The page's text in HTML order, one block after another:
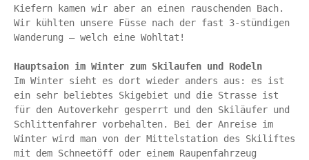
Kiefern kamen wir aber an einen rauschenden Bach.
Wir kühlten unsere Füsse nach der fast 3-stündigen
Wanderung – welch eine Wohltat!
Hauptsaion im Winter zum Skilaufen und Rodeln
Im Winter sieht es dort wieder anders aus: es ist
ein sehr beliebtes Skigebiet und die Strasse ist
für den Autoverkehr gesperrt und den Skiläufer und
Schlittenfahrer vorbehalten. Bei der Anreise im
Winter wird man von der Mittelstation des Skiliftes
mit dem Schneetöff oder einem Raupenfahrzeug